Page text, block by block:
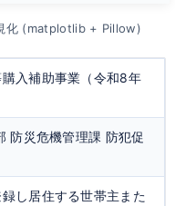
化 (matplotlib + Pillow)
入補助事業（令和8年
防災危機管理課 防犯促
し居住する世帯主また